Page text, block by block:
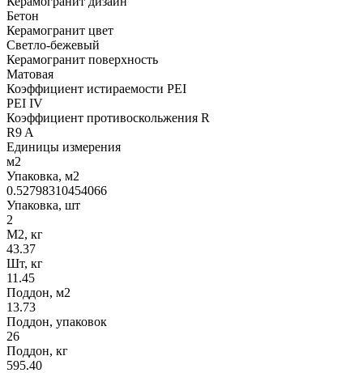
Бетон
Керамогранит цвет
Светло-бежевый
Керамогранит поверхность
Матовая
Коэффициент истираемости PEI
PEI IV
Коэффициент противоскольжения R
R9 A
Единицы измерения
м2
Упаковка, м2
0.52798310454066
Упаковка, шт
2
М2, кг
43.37
Шт, кг
11.45
Поддон, м2
13.73
Поддон, упаковок
26
Поддон, кг
595.40